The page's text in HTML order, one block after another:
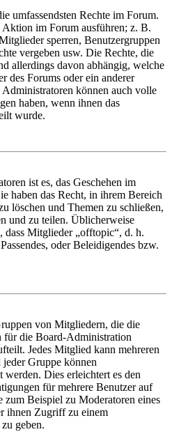
umfassendsten Rechte im Forum.
im Forum ausführen; z. B.
sperren, Benutzergruppen
vergeben usw. Die Rechte, die
allerdings davon abhängig, welche
des Forums oder ein anderer
können auch volle
haben, wenn ihnen das
wurde.
ist es, das Geschehen im
haben das Recht, in ihrem Bereich
löschen und Themen zu schließen,
und zu teilen. Üblicherweise
dass Mitglieder „offtopic“, d. h.
oder Beleidigendes bzw.
von Mitgliedern, die die
für die Board-Administration
Jedes Mitglied kann mehreren
Gruppe können
Dies erleichtert es den
für mehrere Benutzer auf
zum Beispiel zu Moderatoren eines
ihnen Zugriff zu einem
geben.